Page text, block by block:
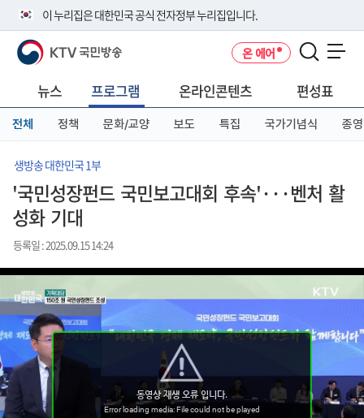
이 누리집은 대한민국 공식 전자정부 누리집입니다.
공식 누리집 주소 확인하기
니다.
이밖에 or.kr 또는 .kr등 다른 도메인 주소를 사용하고 있다면 아래 URL에
서 도메인 주소를 확인해 보세요
KTV 국민방송 온 에어
뉴스 프로그램 온라인콘텐츠 편성표
전체 정책 문화/교양 보도 특집 국가기념식 종영
생방송 대한민국 1부
'국민성장펀드 국민보고대회 후속'···벤처 활
성화 기대
등록일 : 2025.09.15 14:24